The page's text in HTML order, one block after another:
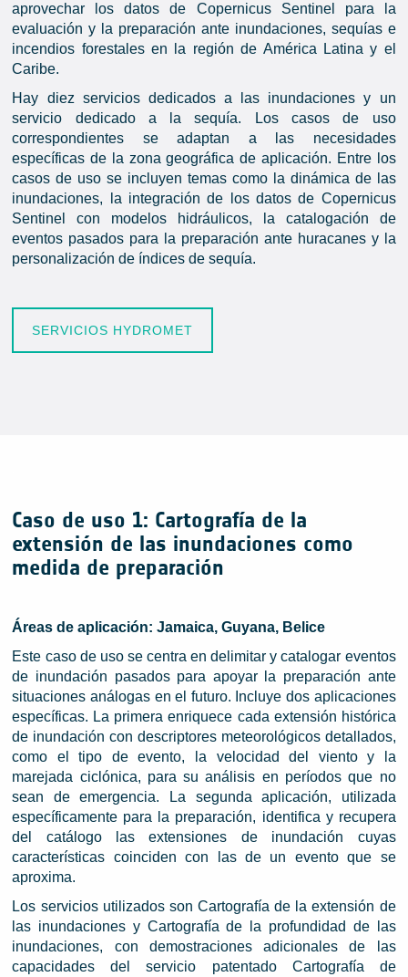
aprovechar los datos de Copernicus Sentinel para la
evaluación y la preparación ante inundaciones, sequías e
incendios forestales en la región de América Latina y el
Caribe.
Hay diez servicios dedicados a las inundaciones y un
servicio dedicado a la sequía. Los casos de uso
correspondientes se adaptan a las necesidades
específicas de la zona geográfica de aplicación. Entre los
casos de uso se incluyen temas como la dinámica de las
inundaciones, la integración de los datos de Copernicus
Sentinel con modelos hidráulicos, la catalogación de
eventos pasados para la preparación ante huracanes y la
personalización de índices de sequía.
SERVICIOS HYDROMET
Caso de uso 1: Cartografía de la
extensión de las inundaciones como
medida de preparación
Áreas de aplicación: Jamaica, Guyana, Belice
Este caso de uso se centra en delimitar y catalogar eventos
de inundación pasados para apoyar la preparación ante
situaciones análogas en el futuro. Incluye dos aplicaciones
específicas. La primera enriquece cada extensión histórica
de inundación con descriptores meteorológicos detallados,
como el tipo de evento, la velocidad del viento y la
marejada ciclónica, para su análisis en períodos que no
sean de emergencia. La segunda aplicación, utilizada
específicamente para la preparación, identifica y recupera
del catálogo las extensiones de inundación cuyas
características coinciden con las de un evento que se
aproxima.
Los servicios utilizados son Cartografía de la extensión de
las inundaciones y Cartografía de la profundidad de las
inundaciones, con demostraciones adicionales de las
capacidades del servicio patentado Cartografía de